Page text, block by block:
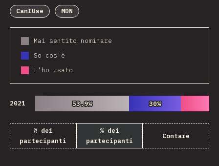
CanIUse
MDN
Mai sentito nominare
So cos'è
L'ho usato
2021 53.9%
53.9% 30%
30%
% dei
partecipanti
% dei
partecipanti
Contare